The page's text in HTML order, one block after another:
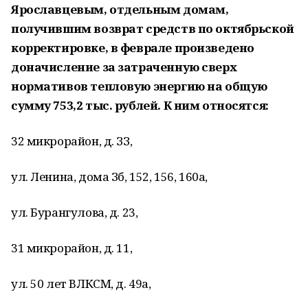
Ярославцевым, отдельным домам,
получившим возврат средств по октябрьской
корректировке, в феврале произведено
доначисление за затраченную сверх
нормативов тепловую энергию на общую
сумму 753,2 тыс. рублей. К ним относятся:
32 микрорайон, д. ЗЗ,
ул. Ленина, дома Зб, 152, 156, 160а,
ул. Бурангулова, д. 23,
31 микрорайон, д. 11,
ул. 50 лет ВЛКСМ, д. 49а,